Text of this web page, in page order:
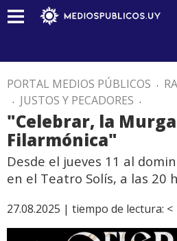
PORTAL MEDIOS PÚBLICOS .
. JUSTOS Y PECADORES .
"Celebrar, la
Filarmónica"
Desde el jueves 11 al
en el Teatro Solís, a las 20
27.08.2025 | tiempo de lectura: <